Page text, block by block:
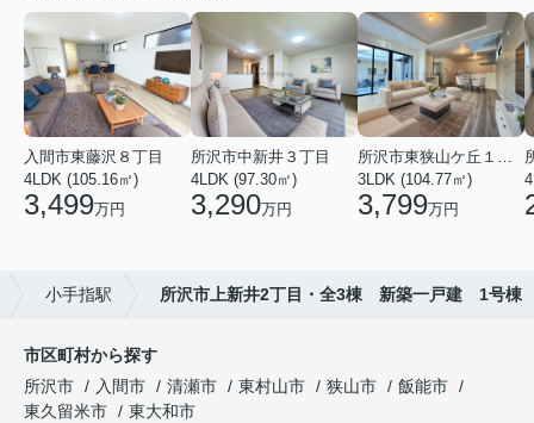
入間市東藤沢８丁目
4LDK (105.16㎡)
3,499万円
所沢市中新井３丁目
4LDK (97.30㎡)
3,290万円
所沢市東狭山ケ丘１丁目
3LDK (104.77㎡)
3,799万円
小手指駅 所沢市上新井2丁目・全3棟 新築一戸建 1号棟
市区町村から探す
所沢市
入間市 清瀬市 東村山市 狭山市
飯能市
東久留米市
東大和市